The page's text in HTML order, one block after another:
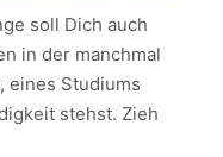
soll Dich auch
in der manchmal
eines Studiums
stehst. Zieh